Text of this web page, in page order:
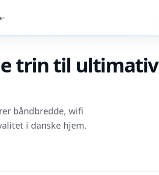
trin til ultimativ
båndbredde, wifi
i danske hjem.